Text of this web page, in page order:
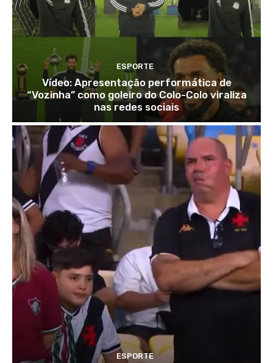
ESPORTE
Vídeo: Apresentação performática de
“Vozinha” como goleiro do Colo-Colo viraliza
nas redes sociais
ESPORTE